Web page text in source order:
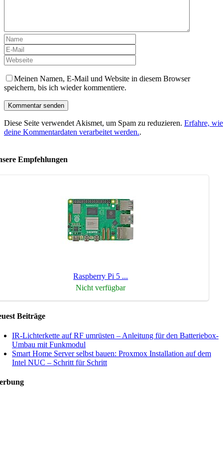
Meinen Namen, E-Mail und Website in diesem Browser
speichern, bis ich wieder kommentiere.
Diese Seite verwendet Akismet, um Spam zu reduzieren. Erfahre, wie
deine Kommentardaten verarbeitet werden..
Empfehlungen
Raspberry Pi 5 ...
Nicht verfügbar
Beiträge
IR-Lichterkette auf RF umrüsten – Anleitung für den Batteriebox-
Umbau mit Funkmodul
Smart Home Server selbst bauen: Proxmox Installation auf dem
Intel NUC – Schritt für Schritt